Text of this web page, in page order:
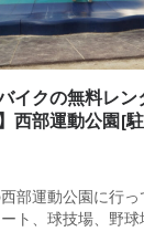
イクの無料レ
西部運動公園[
部運動公園に行っ
ト、球技場、野球